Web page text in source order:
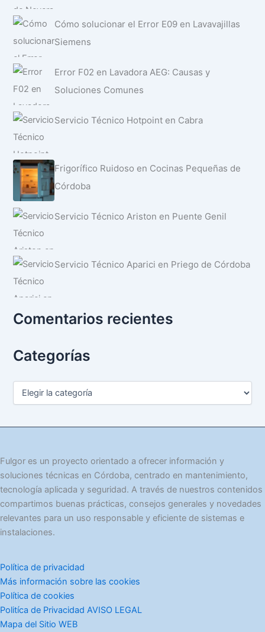
Cómo solucionar el Error E09 en Lavavajillas
Siemens
Error F02 en Lavadora AEG: Causas y
Soluciones Comunes
Servicio Técnico Hotpoint en Cabra
Frigorífico Ruidoso en Cocinas Pequeñas de
Córdoba
Servicio Técnico Ariston en Puente Genil
Servicio Técnico Aparici en Priego de Córdoba
Comentarios recientes
Categorías
C
r
í
a
s
Fulgor es un proyecto orientado a ofrecer información y
soluciones técnicas en Córdoba, centrado en mantenimiento,
tecnología aplicada y seguridad. A través de nuestros contenidos
compartimos buenas prácticas, consejos generales y novedades
relevantes para un uso responsable y eficiente de sistemas e
instalaciones.
Política de privacidad
Más información sobre las cookies
Política de cookies
Politíca de Privacidad AVISO LEGAL
Mapa del Sitio WEB